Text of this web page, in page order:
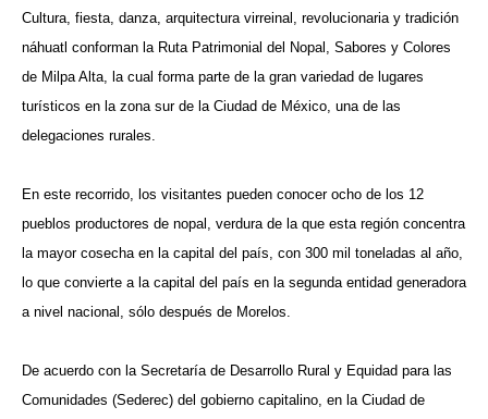
Cultura, fiesta, danza, arquitectura virreinal, revolucionaria y tradición
náhuatl conforman la Ruta Patrimonial del Nopal, Sabores y Colores
de Milpa Alta, la cual forma parte de la gran variedad de lugares
turísticos en la zona sur de la Ciudad de México, una de las
delegaciones rurales.
En este recorrido, los visitantes pueden conocer ocho de los 12
pueblos productores de nopal, verdura de la que esta región concentra
la mayor cosecha en la capital del país, con 300 mil toneladas al año,
lo que convierte a la capital del país en la segunda entidad generadora
a nivel nacional, sólo después de Morelos.
De acuerdo con la Secretaría de Desarrollo Rural y Equidad para las
Comunidades (Sederec) del gobierno capitalino, en la Ciudad de